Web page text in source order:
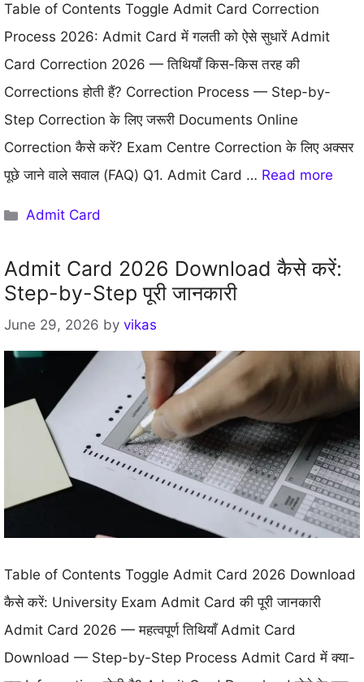
Table of Contents Toggle Admit Card Correction
Process 2026: Admit Card में गलती को ऐसे सुधारें Admit
Card Correction 2026 — तिथियाँ किस-किस तरह की
Corrections होती हैं? Correction Process — Step-by-
Step Correction के लिए जरूरी Documents Online
Correction कैसे करें? Exam Centre Correction के लिए अक्सर
पूछे जाने वाले सवाल (FAQ) Q1. Admit Card … Read more
Categories
Admit Card
Admit Card 2026 Download कैसे करें:
Step-by-Step पूरी जानकारी
June 29, 2026 by vikas
Table of Contents Toggle Admit Card 2026 Download
कैसे करें: University Exam Admit Card की पूरी जानकारी
Admit Card 2026 — महत्वपूर्ण तिथियाँ Admit Card
Download — Step-by-Step Process Admit Card में क्या-